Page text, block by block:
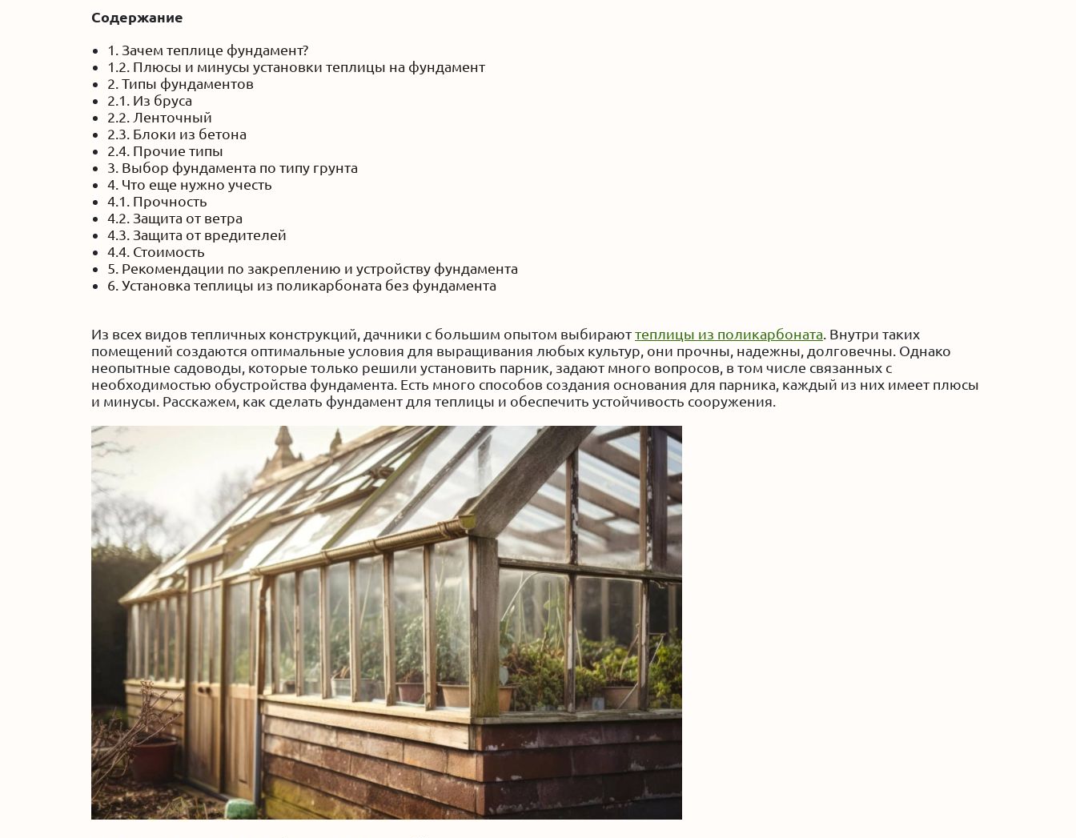
Содержание
1. Зачем теплице фундамент?
1.2. Плюсы и минусы установки теплицы на фундамент
2. Типы фундаментов
2.1. Из бруса
2.2. Ленточный
2.3. Блоки из бетона
2.4. Прочие типы
3. Выбор фундамента по типу грунта
4. Что еще нужно учесть
4.1. Прочность
4.2. Защита от ветра
4.3. Защита от вредителей
4.4. Стоимость
5. Рекомендации по закреплению и устройству фундамента
6. Установка теплицы из поликарбоната без фундамента
Из всех видов тепличных конструкций, дачники с большим опытом выбирают теплицы из поликарбоната. Внутри таких
помещений создаются оптимальные условия для выращивания любых культур, они прочны, надежны, долговечны. Однако
неопытные садоводы, которые только решили установить парник, задают много вопросов, в том числе связанных с
необходимостью обустройства фундамента. Есть много способов создания основания для парника, каждый из них имеет плюсы
и минусы. Расскажем, как сделать фундамент для теплицы и обеспечить устойчивость сооружения.